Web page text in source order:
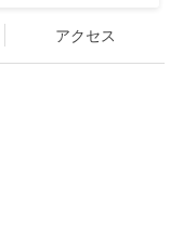
アクセス